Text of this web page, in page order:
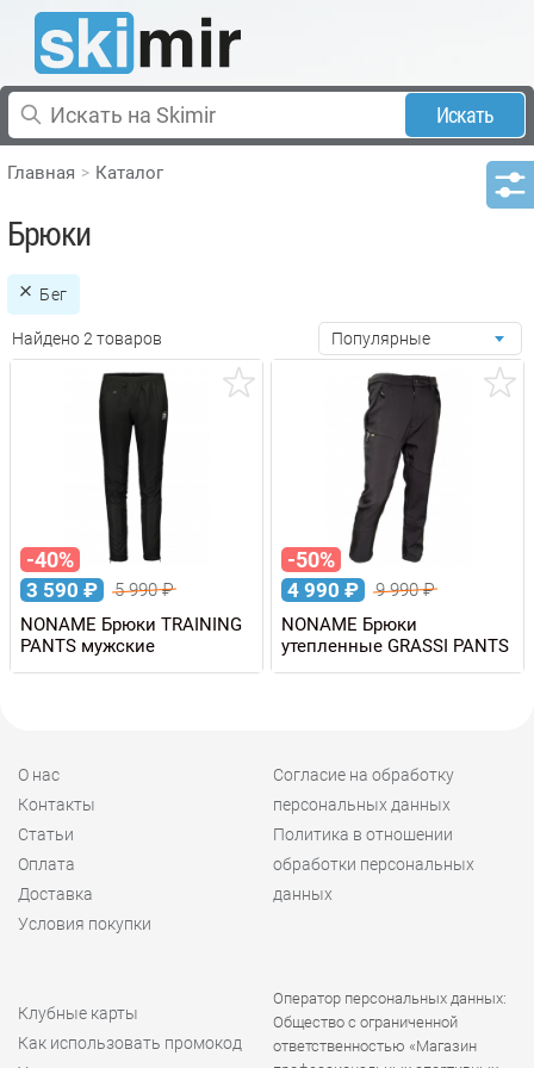
Искать
Главная Каталог
Брюки
Бег
Найдено 2 товаров Популярные
-40%
3 590 ₽ 5 990₽
NONAME Брюки TRAINING
PANTS мужские
-50%
4 990 ₽ 9 990₽
NONAME Брюки
утепленные GRASSI PANTS
О нас
Контакты
Статьи
Оплата
Доставка
Условия покупки
Согласие на обработку
персональных данных
Политика в отношении
обработки персональных
данных
Клубные карты
Как использовать промокод
Оператор персональных данных:
Общество с ограниченной
ответственностью «Магазин